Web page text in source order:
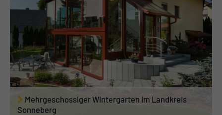
Mehrgeschossiger Wintergarten im Landkreis
Sonneberg